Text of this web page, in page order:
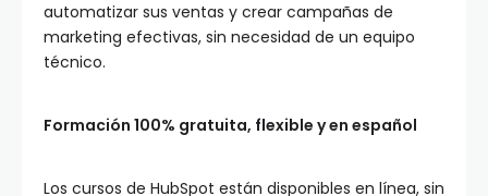
automatizar sus ventas y crear campañas de
marketing efectivas, sin necesidad de un equipo
técnico.
Formación 100% gratuita, flexible y en español
Los cursos de HubSpot están disponibles en línea, sin